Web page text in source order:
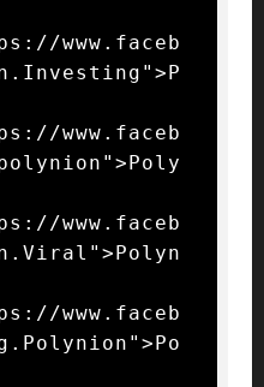
www.faceb
www.faceb
www.faceb
www.faceb